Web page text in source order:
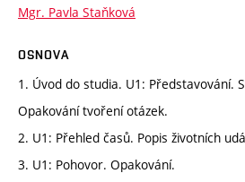
Mgr. Pavla Staňková
OSNOVA
1. Úvod do studia. U1: Představování.
Opakování tvoření otázek.
2. U1: Přehled časů. Popis životních
3. U1: Pohovor. Opakování.